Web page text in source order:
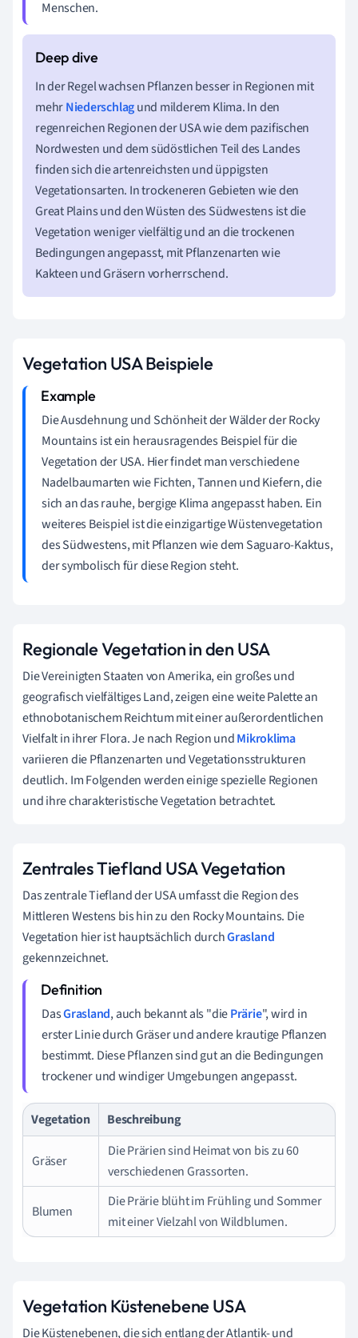
Menschen.
In der Regel wachsen Pflanzen besser in Regionen mit
mehrNiederschlagund milderem Klima. In den
regenreichen Regionen der USA wie dem pazifischen
Nordwesten und dem südöstlichen Teil des Landes
finden sich die artenreichsten und üppigsten
Vegetationsarten. In trockeneren Gebieten wie den
Great Plains und den Wüsten des Südwestens ist die
Vegetation weniger vielfältig und an die trockenen
Bedingungen angepasst, mit Pflanzenarten wie
Kakteen und Gräsern vorherrschend.
Vegetation USA Beispiele
Die Ausdehnung und Schönheit der Wälder der Rocky
Mountains ist ein herausragendes Beispiel für die
Vegetation der USA. Hier findet man verschiedene
Nadelbaumarten wie Fichten, Tannen und Kiefern, die
sich an das rauhe, bergige Klima angepasst haben. Ein
weiteres Beispiel ist die einzigartige Wüstenvegetation
des Südwestens, mit Pflanzen wie dem Saguaro-Kaktus,
der symbolisch für diese Region steht.
Regionale Vegetation in den USA
Die Vereinigten Staaten von Amerika, ein großes und
geografisch vielfältiges Land, zeigen eine weite Palette an
ethnobotanischem Reichtum mit einer außerordentlichen
Vielfalt in ihrer Flora. Je nach Region undMikroklima
variieren die Pflanzenarten und Vegetationsstrukturen
deutlich. Im Folgenden werden einige spezielle Regionen
und ihre charakteristische Vegetation betrachtet.
Zentrales Tiefland USA Vegetation
Das zentrale Tiefland der USA umfasst die Region des
Mittleren Westens bis hin zu den Rocky Mountains. Die
Vegetation hier ist hauptsächlich durchGrasland
gekennzeichnet.
DasGrasland, auch bekannt als "diePrärie", wird in
erster Linie durch Gräser und andere krautige Pflanzen
bestimmt. Diese Pflanzen sind gut an die Bedingungen
trockener und windiger Umgebungen angepasst.
Vegetation Beschreibung
Gräser
Die Prärien sind Heimat von bis zu 60
verschiedenen Grassorten.
Blumen
Die Prärie blüht im Frühling und Sommer
mit einer Vielzahl von Wildblumen.
Vegetation Küstenebene USA
Die Küstenebenen, die sich entlang der Atlantik- und